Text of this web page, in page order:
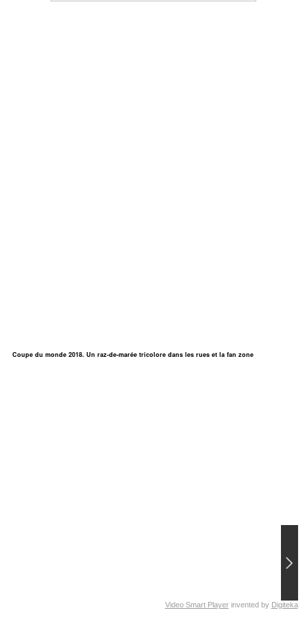
Coupe du monde 2018. Un raz-de-marée tricolore dans les rues et la fan zone
Video Smart Playerinvented by Digiteka